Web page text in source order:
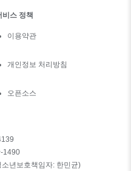
비스 정책
이용약관
개인정보 처리방침
오픈소스
1490
년보호책임자: 한민균)